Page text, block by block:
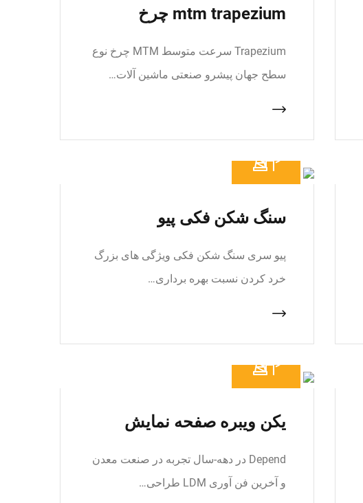
mtm trapezium چرخ
Trapezium سرعت متوسط MTM چرخ نوع
سطح جهان پیشرو صنعتی ماشین آلات…
سنگ شکن فکی پیو
پیو سری سنگ شکن فکی ویژگی های بزرگ
خرد کردن نسبت بهره برداری…
یکن ویبره صفحه نمایش
Depend در دهه-سال تجربه در صنعت معدن
و آخرین فن آوری LDM طراحی…